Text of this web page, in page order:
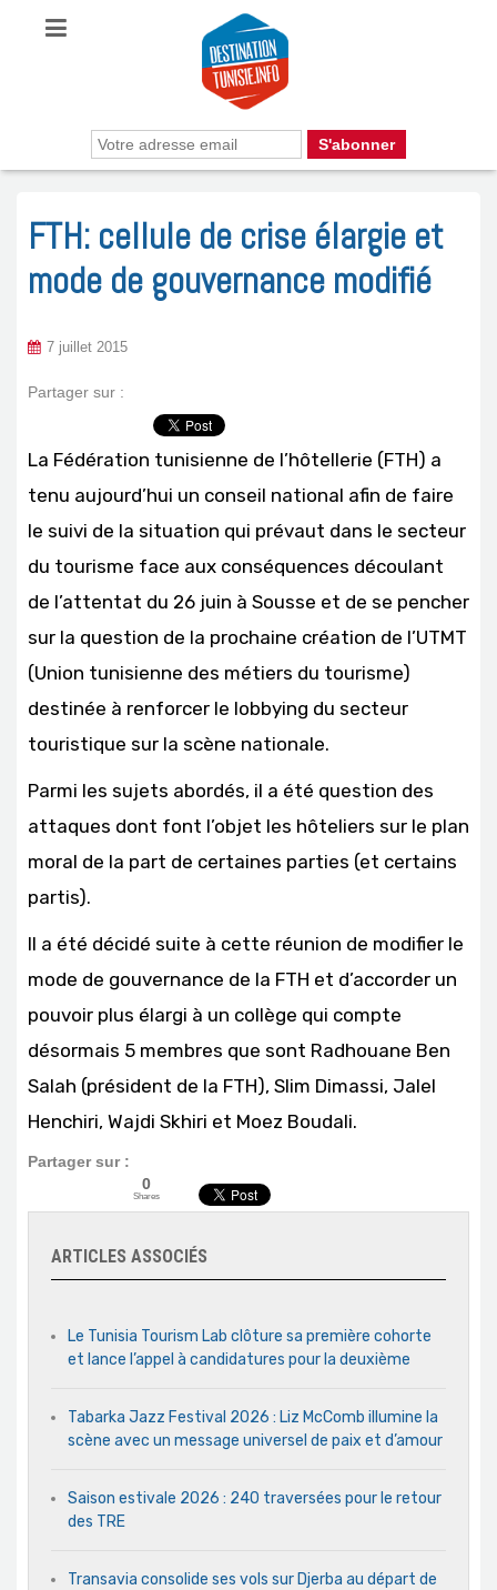
FTH: cellule de crise élargie et
mode de gouvernance modifié
7 juillet 2015
Partager sur :
La Fédération tunisienne de l’hôtellerie (FTH) a
tenu aujourd’hui un conseil national afin de faire
le suivi de la situation qui prévaut dans le secteur
du tourisme face aux conséquences découlant
de l’attentat du 26 juin à Sousse et de se pencher
sur la question de la prochaine création de l’UTMT
(Union tunisienne des métiers du tourisme)
destinée à renforcer le lobbying du secteur
touristique sur la scène nationale.
Parmi les sujets abordés, il a été question des
attaques dont font l’objet les hôteliers sur le plan
moral de la part de certaines parties (et certains
partis).
Il a été décidé suite à cette réunion de modifier le
mode de gouvernance de la FTH et d’accorder un
pouvoir plus élargi à un collège qui compte
désormais 5 membres que sont Radhouane Ben
Salah (président de la FTH), Slim Dimassi, Jalel
Henchiri, Wajdi Skhiri et Moez Boudali.
Partager sur :
0
Shares
ARTICLES ASSOCIÉS
Le Tunisia Tourism Lab clôture sa première cohorte
et lance l’appel à candidatures pour la deuxième
Tabarka Jazz Festival 2026 : Liz McComb illumine la
scène avec un message universel de paix et d’amour
Saison estivale 2026 : 240 traversées pour le retour
des TRE
Transavia consolide ses vols sur Djerba au départ de